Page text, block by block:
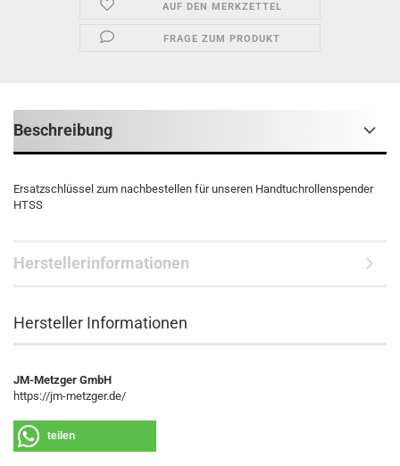
AUF DEN MERKZETTEL
FRAGE ZUM PRODUKT
Beschreibung
Ersatzschlüssel zum nachbestellen für unseren Handtuchrollenspender
HTSS
Herstellerinformationen
Hersteller Informationen
JM-Metzger GmbH
https://jm-metzger.de/
teilen